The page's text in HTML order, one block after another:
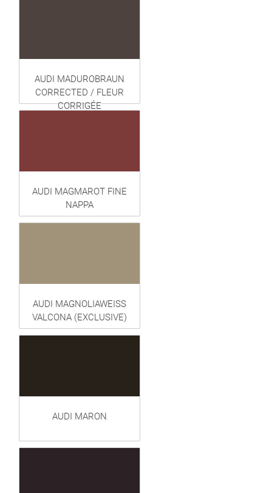
AUDI MADUROBRAUN
CORRECTED / FLEUR
CORRIGÉE
AUDI MAGMAROT FINE
NAPPA
AUDI MAGNOLIAWEISS
VALCONA (EXCLUSIVE)
AUDI MARON